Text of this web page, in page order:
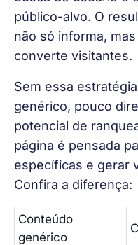
público-alvo. O
não só informa,
converte visitantes.
Sem essa
genérico, pouco
potencial de
página é pensada
específicas e gerar
Confira a diferença:
Conteúdo
genérico